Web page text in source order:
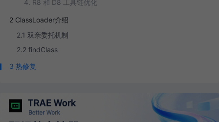
4. R8 和 D8 工具链优化
2 ClassLoader介绍
2.1 双亲委托机制
2.2 findClass
3 热修复